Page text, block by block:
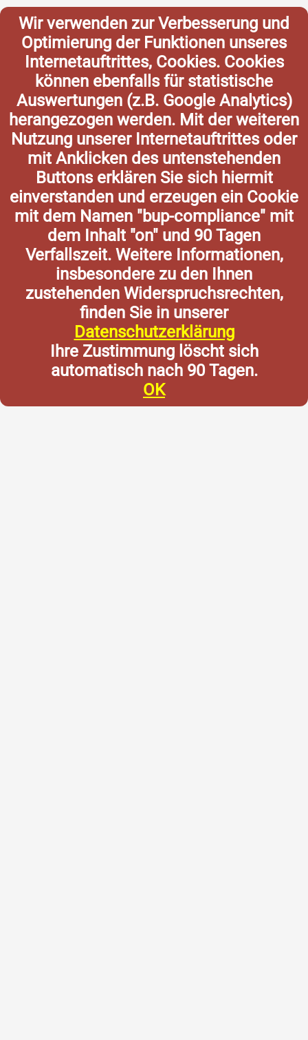
Wir verwenden zur Verbesserung und
Optimierung der Funktionen unseres
Internetauftrittes, Cookies. Cookies
können ebenfalls für statistische
Auswertungen (z.B. Google Analytics)
herangezogen werden. Mit der weiteren
Nutzung unserer Internetauftrittes oder
mit Anklicken des untenstehenden
Buttons erklären Sie sich hiermit
einverstanden und erzeugen ein Cookie
mit dem Namen "bup-compliance" mit
dem Inhalt "on" und 90 Tagen
Verfallszeit. Weitere Informationen,
insbesondere zu den Ihnen
zustehenden Widerspruchsrechten,
finden Sie in unserer
Datenschutzerklärung
Ihre Zustimmung löscht sich
automatisch nach 90 Tagen.
OK